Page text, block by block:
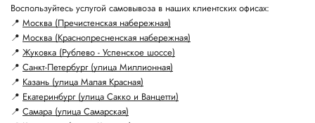
Воспользуйтесь услугой самовывоза в наших клиентских офисах:
📍 Москва (Пречистенская набережная)
📍 Москва (Краснопресненская набережная)
📍 Жуковка (Рублево - Успенское шоссе)
📍 Санкт-Петербург (улица Миллионная)
📍 Казань (улица Малая Красная)
📍 Екатеринбург (улица Сакко и Ванцетти)
📍 Самара (улица Самарская)